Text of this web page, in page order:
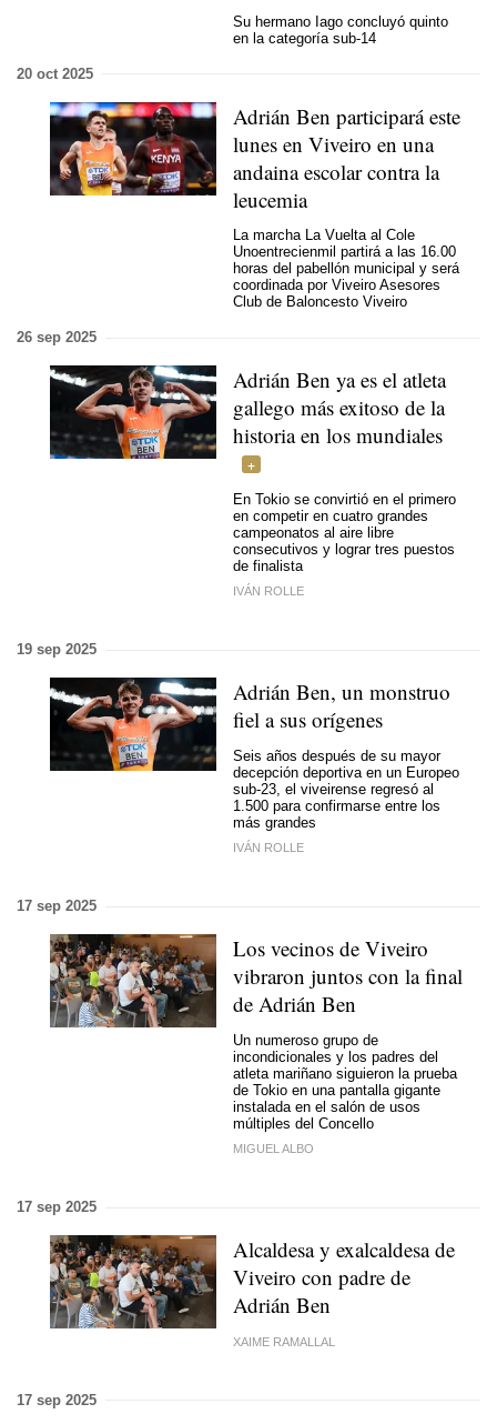
Su hermano Iago concluyó quinto
en la categoría sub-14
20 oct 2025
Adrián Ben participará este
lunes en Viveiro en una
andaina escolar contra la
leucemia
La marcha La Vuelta al Cole
Unoentrecienmil partirá a las 16.00
horas del pabellón municipal y será
coordinada por Viveiro Asesores
Club de Baloncesto Viveiro
26 sep 2025
Adrián Ben ya es el atleta
gallego más exitoso de la
historia en los mundiales
En Tokio se convirtió en el primero
en competir en cuatro grandes
campeonatos al aire libre
consecutivos y lograr tres puestos
de finalista
IVÁN ROLLE
19 sep 2025
Adrián Ben, un monstruo
fiel a sus orígenes
Seis años después de su mayor
decepción deportiva en un Europeo
sub-23, el viveirense regresó al
1.500 para confirmarse entre los
más grandes
IVÁN ROLLE
17 sep 2025
Los vecinos de Viveiro
vibraron juntos con la final
de Adrián Ben
Un numeroso grupo de
incondicionales y los padres del
atleta mariñano siguieron la prueba
de Tokio en una pantalla gigante
instalada en el salón de usos
múltiples del Concello
MIGUEL ALBO
17 sep 2025
Alcaldesa y exalcaldesa de
Viveiro con padre de
Adrián Ben
XAIME RAMALLAL
17 sep 2025